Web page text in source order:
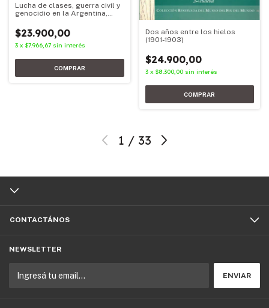
Lucha de clases, guerra civil y
genocidio en la Argentina,
$23.900,00
3 x $7.966,67 sin interés
Dos años entre los hielos
(1901-1903)
$24.900,00
3 x $8.300,00 sin interés
1 / 33
CONTACTÁNOS
NEWSLETTER